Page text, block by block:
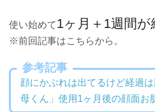
使い始めて1ヶ月＋1週間が
※前回記事はこちらから。
参考記事
顔にかぶれは出てるけど経過
母くん」使用1ヶ月後の顔面お